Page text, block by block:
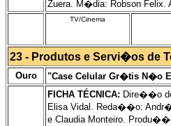
Zuera. M�dia: Robson
TV/Cinema
23 - Produtos e Servi�os de
Ouro "Case Celular Gr�tis N�o
FICHA TÉCNICA: Dire��o
Elisa Vidal. Reda��o:
e Claudia Monteiro.